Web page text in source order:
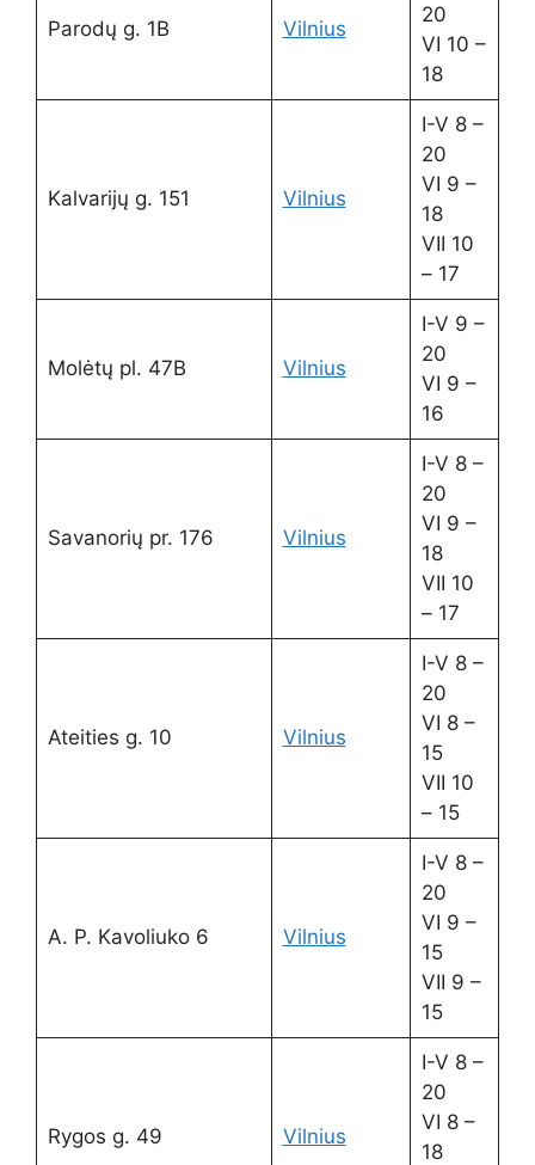
Parodų g. 1B Vilnius
20
VI 10 –
18
Kalvarijų g. 151 Vilnius
I-V 8 –
20
VI 9 –
18
VII 10
– 17
Molėtų pl. 47B Vilnius
I-V 9 –
20
VI 9 –
16
Savanorių pr. 176 Vilnius
I-V 8 –
20
VI 9 –
18
VII 10
– 17
Ateities g. 10 Vilnius
I-V 8 –
20
VI 8 –
15
VII 10
– 15
A. P. Kavoliuko 6 Vilnius
I-V 8 –
20
VI 9 –
15
VII 9 –
15
Rygos g. 49 Vilnius
I-V 8 –
20
VI 8 –
18